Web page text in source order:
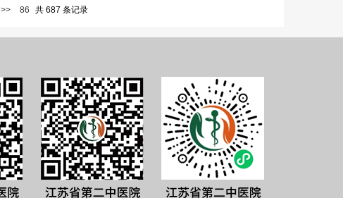
>> 86 共 687 条记录